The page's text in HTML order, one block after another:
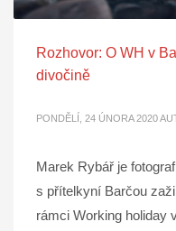
Rozhovor: O WH v
divočině
PONDĚLÍ, 24 ÚNORA 2020
Marek Rybář je
s přítelkyní Barčou
rámci Working holiday